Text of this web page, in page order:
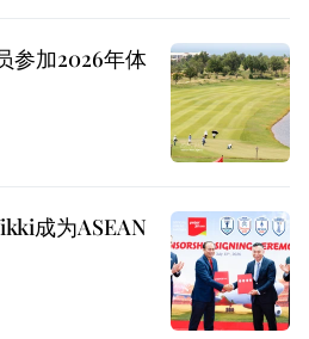
参加2026年体
成为ASEAN